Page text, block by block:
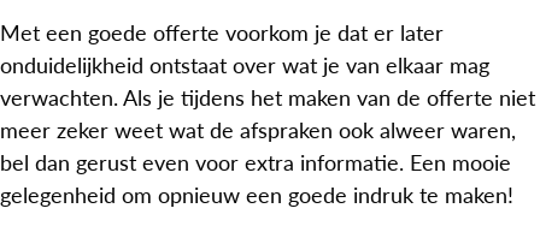
Met een goede offerte voorkom je dat er later
onduidelijkheid ontstaat over wat je van elkaar mag
verwachten. Als je tijdens het maken van de offerte niet
meer zeker weet wat de afspraken ook alweer waren,
bel dan gerust even voor extra informatie. Een mooie
gelegenheid om opnieuw een goede indruk te maken!